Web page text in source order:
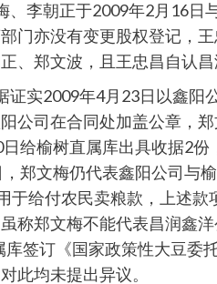
、李朝正于2009年2月16
门亦没有变更股权登记，
、郑文波，且王忠昌自认
证实2009年4月23日以鑫
公司在合同处加盖公章，
给榆树直属库出具收据2
郑文梅仍代表鑫阳公司与
于给付农民卖粮款，上述
称郑文梅不能代表昌润鑫
签订《国家政策性大豆委
此均未提出异议。